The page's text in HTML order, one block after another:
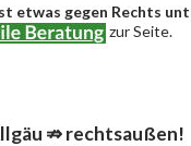
etwas gegen Rechts
zur Seite.
⇏ rechtsaußen!